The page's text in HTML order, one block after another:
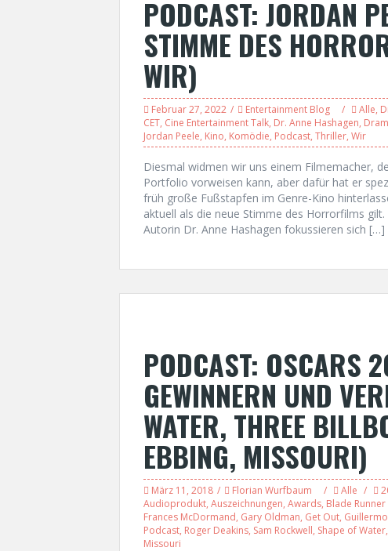
PODCAST: JORDAN
STIMME DES
WIR)
Februar 27, 2022 Entertainment Blog Alle,
CET, Cine Entertainment Talk, Dr. Anne Hashagen,
Jordan Peele, Kino, Komödie, Podcast, Thriller, Wir
Diesmal widmen wir uns einem Filmemacher,
Portfolio vorweisen kann, aber dafür hat er
früh große Fußstapfen im Genre-Kino
aktuell als die neue Stimme des Horrorfilms
Autorin Dr. Anne Hashagen fokussieren sich […]
PODCAST: OSCARS
GEWINNERN UND
WATER, THREE
EBBING, MISSOURI)
März 11, 2018 Florian Wurfbaum Alle
Audioprodukt, Auszeichnungen, Awards, Blade
Frances McDormand, Gary Oldman, Get Out,
Podcast, Roger Deakins, Sam Rockwell, Shape of Water,
Missouri